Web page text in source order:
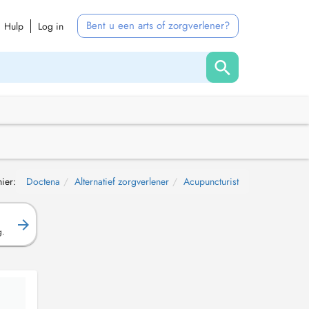
Hulp Log in Bent u een arts of zorgverlener?
Doctena Alternatief zorgverlener Acupuncturist